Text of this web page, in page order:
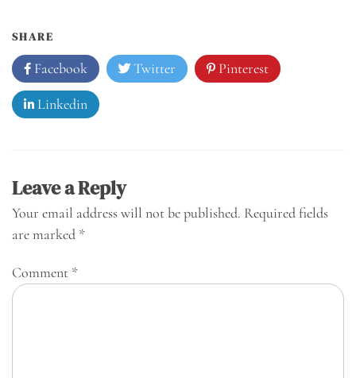
SHARE
Facebook Twitter Pinterest
Linkedin
Leave a Reply
Your email address will not be published. Required fields
are marked *
Comment *